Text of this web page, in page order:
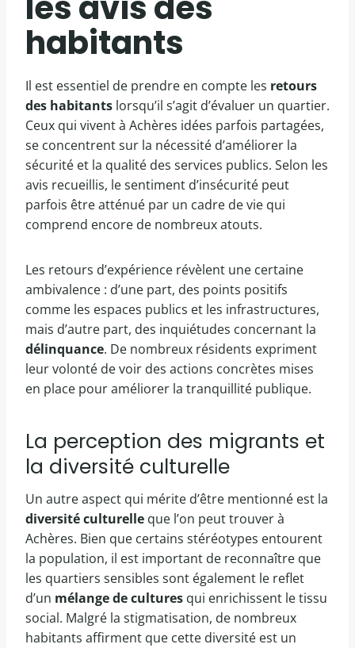
habitants
Il est essentiel de prendre en compte les retours
des habitants lorsqu’il s’agit d’évaluer un quartier.
Ceux qui vivent à Achères idées parfois partagées,
se concentrent sur la nécessité d’améliorer la
sécurité et la qualité des services publics. Selon les
avis recueillis, le sentiment d’insécurité peut
parfois être atténué par un cadre de vie qui
comprend encore de nombreux atouts.
Les retours d’expérience révèlent une certaine
ambivalence : d’une part, des points positifs
comme les espaces publics et les infrastructures,
mais d’autre part, des inquiétudes concernant la
délinquance. De nombreux résidents expriment
leur volonté de voir des actions concrètes mises
en place pour améliorer la tranquillité publique.
La perception des migrants et
la diversité culturelle
Un autre aspect qui mérite d’être mentionné est la
diversité culturelle que l’on peut trouver à
Achères. Bien que certains stéréotypes entourent
la population, il est important de reconnaître que
les quartiers sensibles sont également le reflet
d’un mélange de cultures qui enrichissent le tissu
social. Malgré la stigmatisation, de nombreux
habitants affirment que cette diversité est un